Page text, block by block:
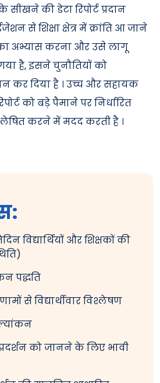
की डेटा रिपोर्ट प्रदान
से शिक्षा क्षेत्र में क्रांति आ जाने
अभ्यास करना और उसे लागू
है, इसने चुनौतियों को
कर दिया है । उच्च और सहायक
को बड़े पैमाने पर निर्धारित
करने में मदद करती है ।
विद्यार्थियों और शिक्षकों की
पद्धति
से विद्यार्थीवार विश्लेषण
को जानने के लिए भावी